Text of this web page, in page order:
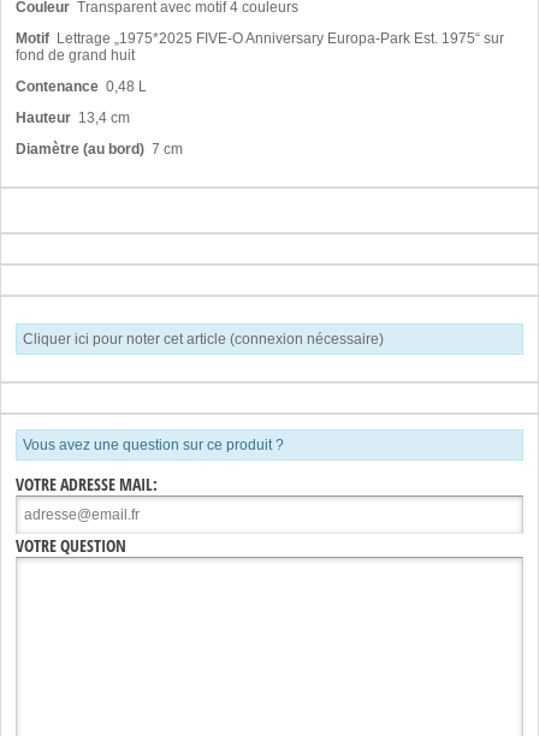
Couleur Transparent avec motif 4 couleurs
Motif Lettrage „1975*2025 FIVE-O Anniversary Europa-Park Est. 1975“ sur
fond de grand huit
Contenance 0,48 L
Hauteur 13,4 cm
Diamètre (au bord) 7 cm
Cliquer ici pour noter cet article (connexion nécessaire)
Vous avez une question sur ce produit ?
VOTRE ADRESSE MAIL:
VOTRE QUESTION